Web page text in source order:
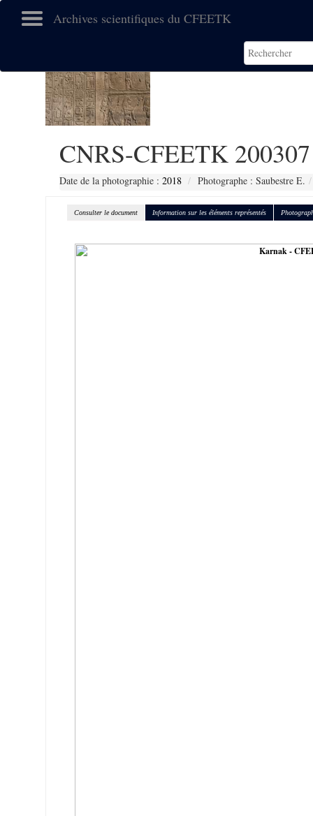
Archives scientifiques du CFEETK
CNRS-CFEETK 200307
Date de la photographie : 2018 Photographe : Saubestre E.
Consulter le document Information sur les éléments représentés